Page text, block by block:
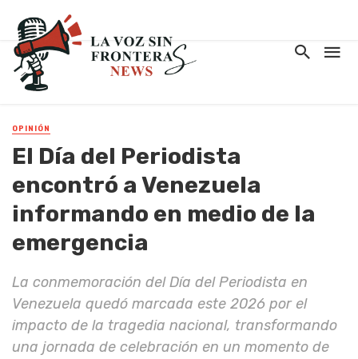
OPINIÓN
El Día del Periodista
encontró a Venezuela
informando en medio de la
emergencia
La conmemoración del Día del Periodista en
Venezuela quedó marcada este 2026 por el
impacto de la tragedia nacional, transformando
una jornada de celebración en un momento de